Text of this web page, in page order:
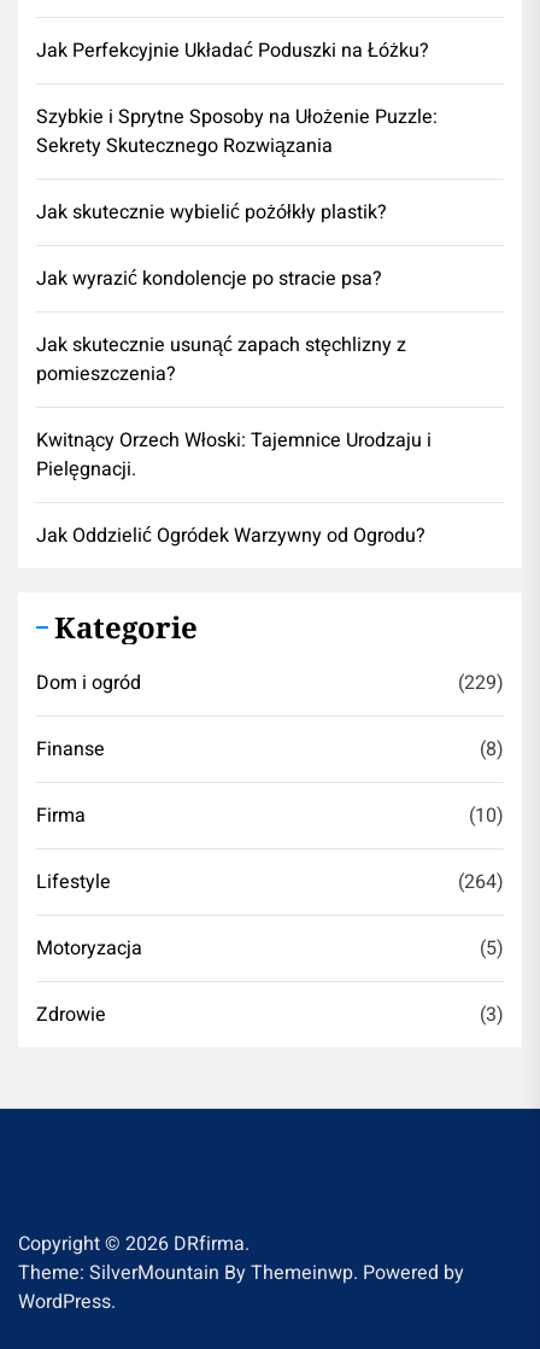
Jak Perfekcyjnie Układać Poduszki na Łóżku?
Szybkie i Sprytne Sposoby na Ułożenie Puzzle:
Sekrety Skutecznego Rozwiązania
Jak skutecznie wybielić pożółkły plastik?
Jak wyrazić kondolencje po stracie psa?
Jak skutecznie usunąć zapach stęchlizny z
pomieszczenia?
Kwitnący Orzech Włoski: Tajemnice Urodzaju i
Pielęgnacji.
Jak Oddzielić Ogródek Warzywny od Ogrodu?
Kategorie
Dom i ogród (229)
Finanse (8)
Firma (10)
Lifestyle (264)
Motoryzacja (5)
Zdrowie (3)
Copyright © 2026 DRfirma.
Theme: SilverMountain ByThemeinwp. Powered by
WordPress.